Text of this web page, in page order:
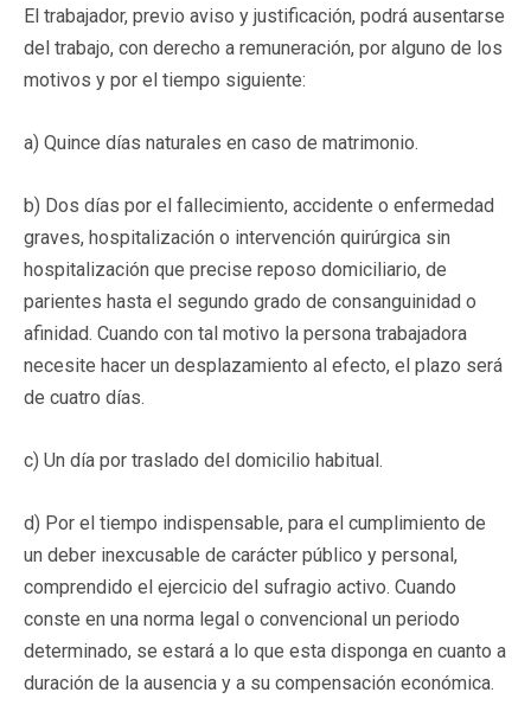
El trabajador, previo aviso y justificación, podrá ausentarse
del trabajo, con derecho a remuneración, por alguno de los
motivos y por el tiempo siguiente:
a) Quince días naturales en caso de matrimonio.
b) Dos días por el fallecimiento, accidente o enfermedad
graves, hospitalización o intervención quirúrgica sin
hospitalización que precise reposo domiciliario, de
parientes hasta el segundo grado de consanguinidad o
afinidad. Cuando con tal motivo la persona trabajadora
necesite hacer un desplazamiento al efecto, el plazo será
de cuatro días.
c) Un día por traslado del domicilio habitual.
d) Por el tiempo indispensable, para el cumplimiento de
un deber inexcusable de carácter público y personal,
comprendido el ejercicio del sufragio activo. Cuando
conste en una norma legal o convencional un periodo
determinado, se estará a lo que esta disponga en cuanto a
duración de la ausencia y a su compensación económica.